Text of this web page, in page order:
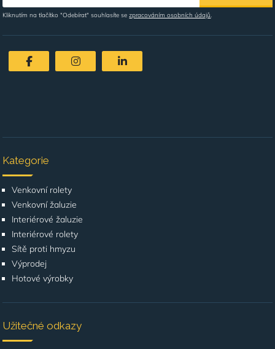
Kliknutím na tlačítko "Odebírat" souhlasíte sezpracováním osobních údajů.
Kategorie
Venkovní rolety
Venkovní žaluzie
Interiérové žaluzie
Interiérové rolety
Sítě proti hmyzu
Výprodej
Hotové výrobky
Užitečné odkazy